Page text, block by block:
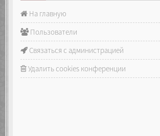
На главную
Пользователи
Связаться с администрацией
Удалить cookies конференции